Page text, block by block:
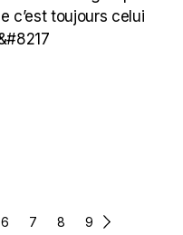
c’est toujours celui
6 7 8 9